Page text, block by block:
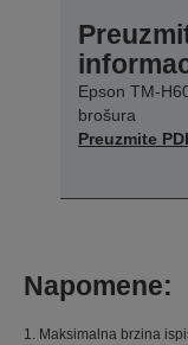
Epson TM-
brošura
Preuzmite
Napomene:
1. Maksimalna brzina